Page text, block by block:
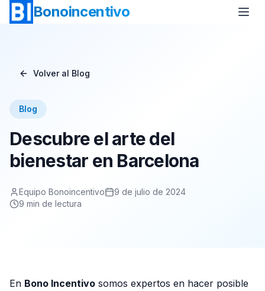
Bonoincentivo
Bono Vuelo
Bono Europa Bono Minicrucero
Volver al Blog
Blog
Descubre el arte del
bienestar en Barcelona
Equipo Bonoincentivo
9 de julio de 2024
9 min de lectura
En Bono Incentivo somos expertos en hacer posible